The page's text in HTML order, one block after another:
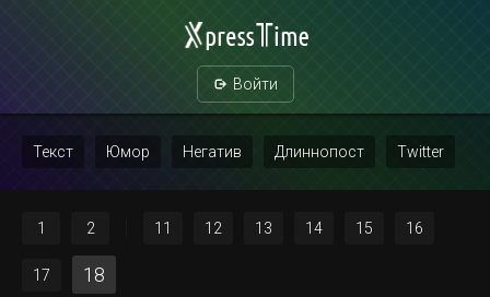
Войти
Текст Юмор Негатив Длиннопост Twitter
Повтор
1 2 11 12 13 14 15 16
17 18